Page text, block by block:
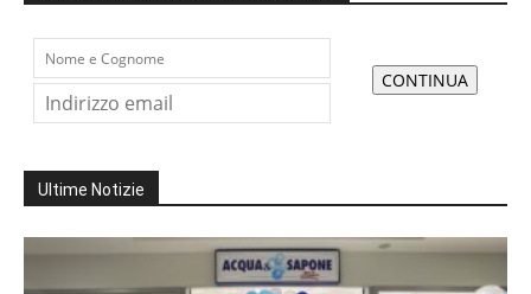
Ultime Notizie